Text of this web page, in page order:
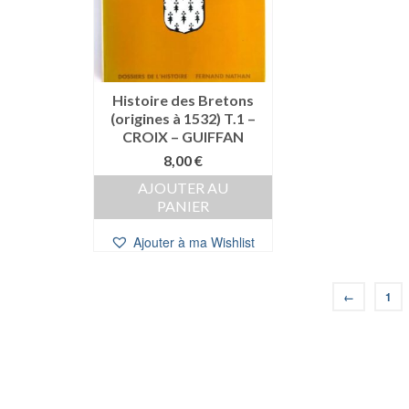
Histoire des Bretons
(origines à 1532) T.1 –
CROIX – GUIFFAN
8,00€
AJOUTER AU
PANIER
Ajouter à ma Wishlist
← 1